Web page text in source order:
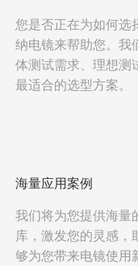
您是否正在为如何选
纳电镜来帮助您。我
体测试需求、理想测
最适合的选型方案。
海量应用案例
我们将为您提供海量
库，激发您的灵感，
够为您带来电镜使用